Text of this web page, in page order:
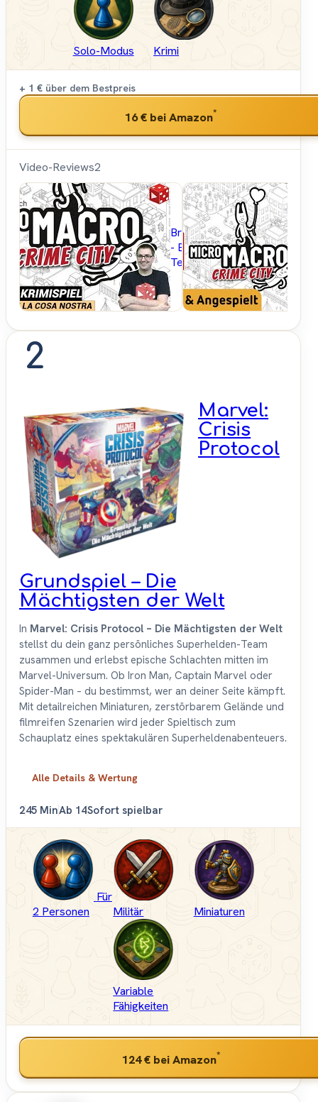
Solo-Modus Krimi
+ 1 € über dem Bestpreis
16 € bei Amazon*
Video-Reviews2
Brettspielblog.net
- Brettspiele im
Test
2
Marvel:
Crisis
Protocol
Grundspiel – Die
Mächtigsten der Welt
In Marvel: Crisis Protocol – Die Mächtigsten der Welt
stellst du dein ganz persönliches Superhelden-Team
zusammen und erlebst epische Schlachten mitten im
Marvel-Universum. Ob Iron Man, Captain Marvel oder
Spider-Man – du bestimmst, wer an deiner Seite kämpft.
Mit detailreichen Miniaturen, zerstörbarem Gelände und
filmreifen Szenarien wird jeder Spieltisch zum
Schauplatz eines spektakulären Superheldenabenteuers.
Alle Details & Wertung
245 MinAb 14Sofort spielbar
Für
2 Personen
Militär Miniaturen
Variable
Fähigkeiten
124 €bei Amazon*